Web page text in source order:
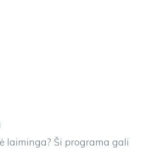
laiminga? Ši programa gali